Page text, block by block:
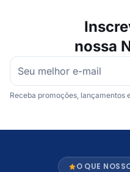
nossa
Receba promoções, lançamentos
O QUE